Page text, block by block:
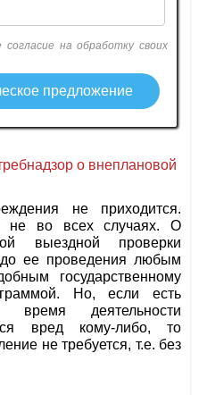
на обработку своих
о внеплановой
не приходится.
не во всех случаях. О
выездной проверки
ее проведения любым
государственному
Но, если есть
деятельности
вред кому-либо, то
не требуется, т.е. без